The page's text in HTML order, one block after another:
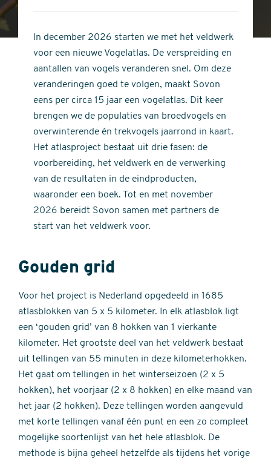
stars
of
stars
In december 2026 starten we met het veldwerk
voor een nieuwe Vogelatlas. De verspreiding en
aantallen van vogels veranderen snel. Om deze
veranderingen goed te volgen, maakt Sovon
eens per circa 15 jaar een vogelatlas. Dit keer
brengen we de populaties van broedvogels en
overwinterende én trekvogels jaarrond in kaart.
Het atlasproject bestaat uit drie fasen: de
voorbereiding, het veldwerk en de verwerking
van de resultaten in de eindproducten,
waaronder een boek. Tot en met november
2026 bereidt Sovon samen met partners de
start van het veldwerk voor.
Gouden grid
Voor het project is Nederland opgedeeld in 1685
atlasblokken van 5 x 5 kilometer. In elk atlasblok ligt
een ‘gouden grid’ van 8 hokken van 1 vierkante
kilometer. Het grootste deel van het veldwerk bestaat
uit tellingen van 55 minuten in deze kilometerhokken.
Het gaat om tellingen in het winterseizoen (2 x 5
hokken), het voorjaar (2 x 8 hokken) en elke maand van
het jaar (2 hokken). Deze tellingen worden aangevuld
met korte tellingen vanaf één punt en een zo compleet
mogelijke soortenlijst van het hele atlasblok. De
methode is bijna geheel hetzelfde als tijdens het vorige